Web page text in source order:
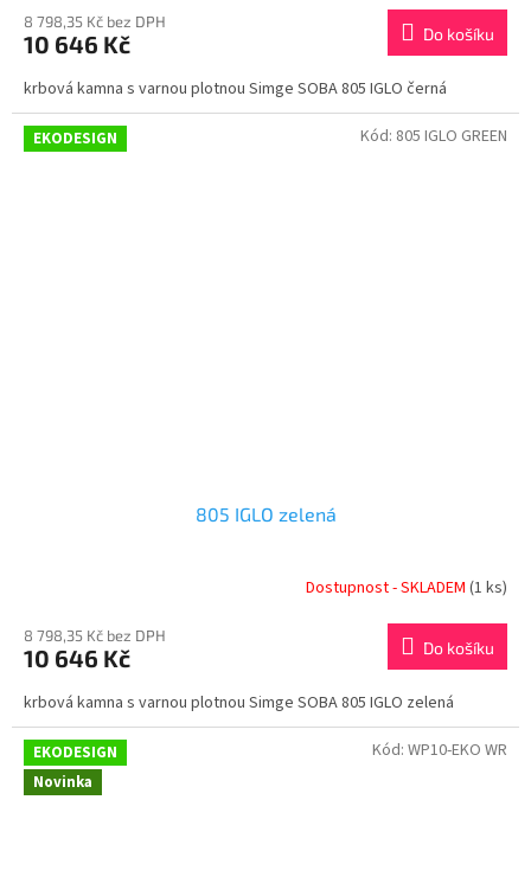
8 798,35 Kč bez DPH
10 646 Kč Do košíku
krbová kamna s varnou plotnou Simge SOBA 805 IGLO černá
EKODESIGN
805 IGLO zelená
Dostupnost - SKLADEM (1 ks)
8 798,35 Kč bez DPH
10 646 Kč Do košíku
krbová kamna s varnou plotnou Simge SOBA 805 IGLO zelená
Kód: 805 IGLO GREEN
EKODESIGN
Novinka
Kód: WP10-EKO WR